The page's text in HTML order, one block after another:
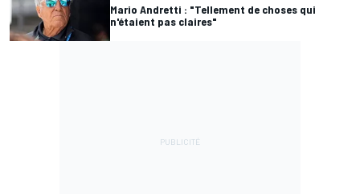
Mario Andretti : "Tellement de choses qui
n'étaient pas claires"